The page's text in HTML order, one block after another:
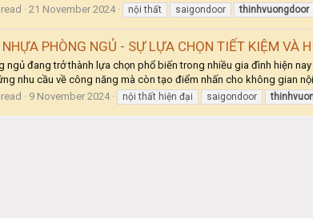
21 November 2024 nội thất saigondoor thinhvuongdoor
PHÒNG NGỦ - SỰ LỰA CHỌN TIẾT KIỆM VÀ
ngủ đang trở thành lựa chọn phổ biến trong nhiều gia đình hiện
nhu cầu về công năng mà còn tạo điểm nhấn cho không gian
9 November 2024 nội thất hiện đại saigondoor